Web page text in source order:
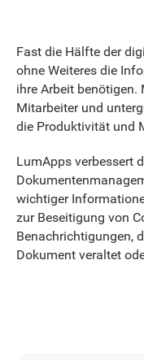
Fast die Hälfte der
ohne Weiteres die
ihre Arbeit
Mitarbeiter und
die Produktivität und
LumApps verbessert
wichtiger
zur Beseitigung von
Benachrichtigungen,
Dokument veraltet